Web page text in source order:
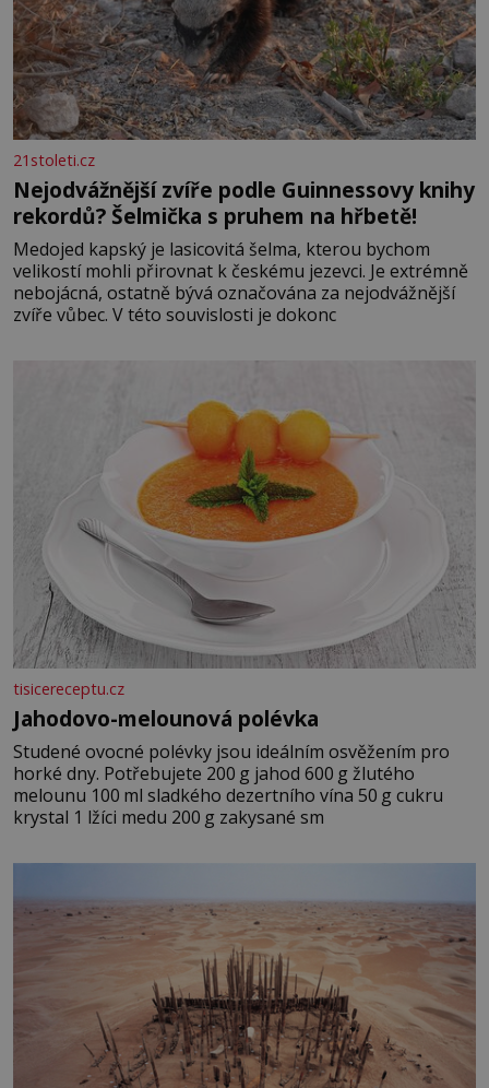
21stoleti.cz
Nejodvážnější zvíře podle Guinnessovy knihy
rekordů? Šelmička s pruhem na hřbetě!
Medojed kapský je lasicovitá šelma, kterou bychom
velikostí mohli přirovnat k českému jezevci. Je extrémně
nebojácná, ostatně bývá označována za nejodvážnější
zvíře vůbec. V této souvislosti je dokonc
tisicereceptu.cz
Jahodovo-melounová polévka
Studené ovocné polévky jsou ideálním osvěžením pro
horké dny. Potřebujete 200 g jahod 600 g žlutého
melounu 100 ml sladkého dezertního vína 50 g cukru
krystal 1 lžíci medu 200 g zakysané sm